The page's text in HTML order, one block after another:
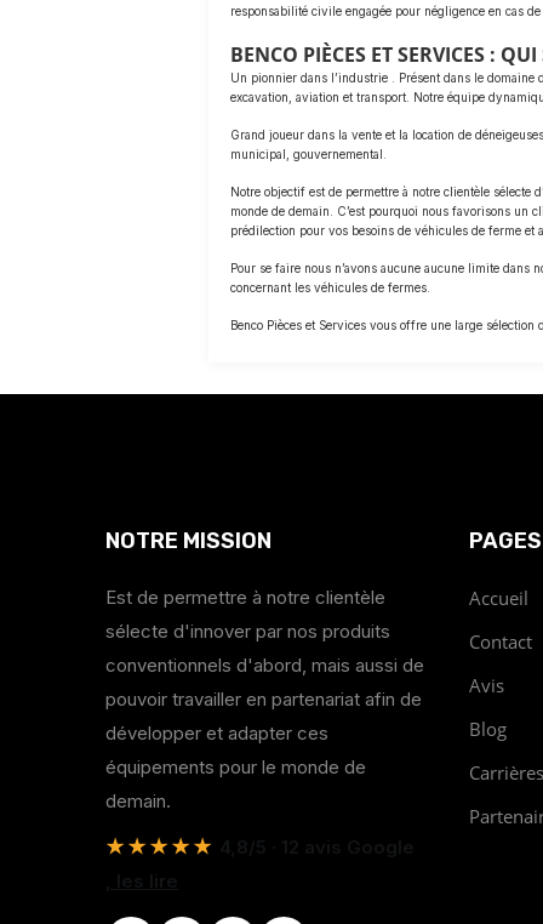
responsabilité civile engagée pour négligence en cas
BENCO PIÈCES ET SERVICES :
Un pionnier dans l’industrie . Présent dans le domaine
excavation, aviation et transport. Notre équipe
Grand joueur dans la vente et la location de
municipal, gouvernemental.
Notre objectif est de permettre à notre clientèle
monde de demain. C’est pourquoi nous favorisons un
prédilection pour vos besoins de véhicules de ferme et
Pour se faire nous n’avons aucune aucune limite dans
concernant les véhicules de fermes.
Benco Pièces et Services vous offre une large
NOTRE MISSION
Est de permettre à notre clientèle
sélecte d'innover par nos produits
conventionnels d'abord, mais aussi de
pouvoir travailler en partenariat afin de
développer et adapter ces
équipements pour le monde de
demain.
★★★★★
PAGES
Accueil
Contact
Avis
Blog
Carrières